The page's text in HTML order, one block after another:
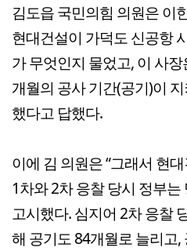
김도읍 국민의힘 의원은 이
현대건설이 가덕도 신공항
가 무엇인지 물었고, 이 사
개월의 공사 기간(공기)이
했다고 답했다.
이에 김 의원은 “그래서 현
1차와 2차 응찰 당시 정부
고시했다. 심지어 2차 응찰
해 공기도 84개월로 늘리고